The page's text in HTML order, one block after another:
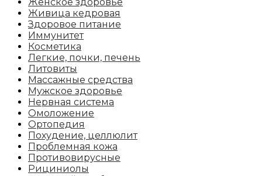
Живица кедровая
Здоровое питание
Иммунитет
Косметика
Легкие, почки, печень
Литовиты
Массажные средства
Мужское здоровье
Нервная система
Омоложение
Ортопедия
Похудение, целлюлит
Проблемная кожа
Противовирусные
Рициниолы